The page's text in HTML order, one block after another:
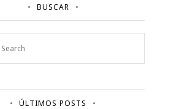
BUSCAR
ÚLTIMOS POSTS